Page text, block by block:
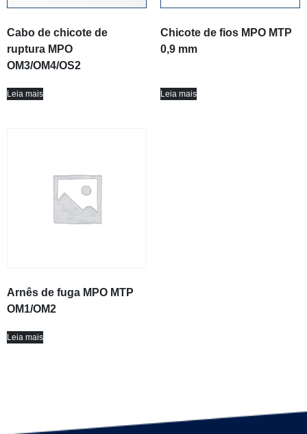
Cabo de chicote de
ruptura MPO
OM3/OM4/OS2
Leia mais
Chicote de fios MPO MTP
0,9 mm
Leia mais
Arnês de fuga MPO MTP
OM1/OM2
Leia mais